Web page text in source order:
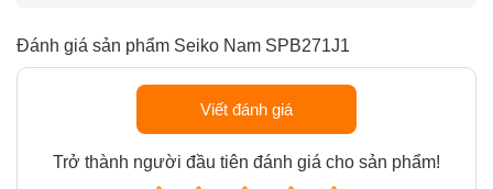
Đánh giá sản phẩm Seiko Nam SPB271J1
Viết đánh giá
Trở thành người đầu tiên đánh giá cho sản phẩm!